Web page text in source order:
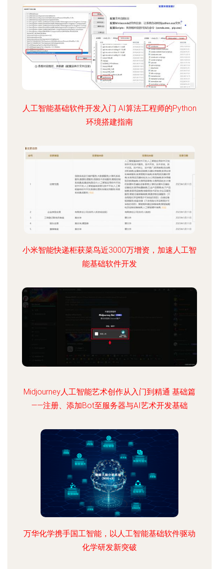
人工智能基础软件开发入门 AI算法工程师的Python
环境搭建指南
小米智能快递柜获菜鸟近3000万增资，加速人工智
能基础软件开发
Midjourney人工智能艺术创作从入门到精通 基础篇
——注册、添加Bot至服务器与AI艺术开发基础
万华化学携手国工智能，以人工智能基础软件驱动
化学研发新突破